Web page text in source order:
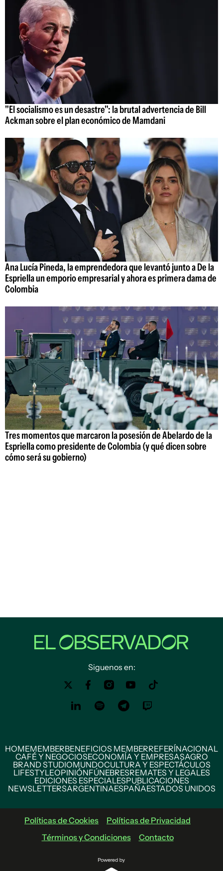
"El socialismo es un desastre": la brutal advertencia de Bill
Ackman sobre el plan económico de Mamdani
Ana Lucía Pineda, la emprendedora que levantó junto a De la
Espriella un emporio empresarial y ahora es primera dama de
Colombia
Tres momentos que marcaron la posesión de Abelardo de la
Espriella como presidente de Colombia (y qué dicen sobre
cómo será su gobierno)
Siguenos en:
HOMEMEMBERBENEFICIOS MEMBERREFERÍNACIONAL
CAFÉ Y NEGOCIOSECONOMÍA Y EMPRESASAGRO
BRAND STUDIOMUNDOCULTURA Y ESPECTÁCULOS
LIFESTYLEOPINIÓNFÚNEBRESREMATES Y LEGALES
EDICIONES ESPECIALESPUBLICACIONES
NEWSLETTERSARGENTINAESPAÑAESTADOS UNIDOS
Políticas de Cookies
Políticas de Privacidad
Términos y Condiciones
Contacto